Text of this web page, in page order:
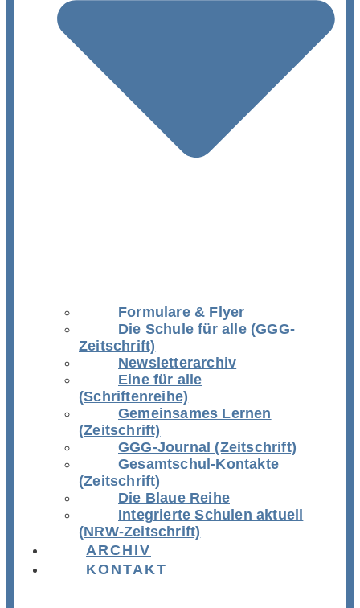
Formulare & Flyer
Die Schule für alle (GGG-
Zeitschrift)
Newsletterarchiv
Eine für alle
(Schriftenreihe)
Gemeinsames Lernen
(Zeitschrift)
GGG-Journal (Zeitschrift)
Gesamtschul-Kontakte
(Zeitschrift)
Die Blaue Reihe
Integrierte Schulen aktuell
(NRW-Zeitschrift)
ARCHIV
KONTAKT